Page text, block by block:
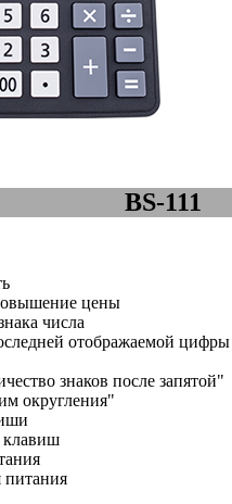
BS-111
цены
числа
отображаемой цифры
знаков после запятой"
округления"
клавиш
питания